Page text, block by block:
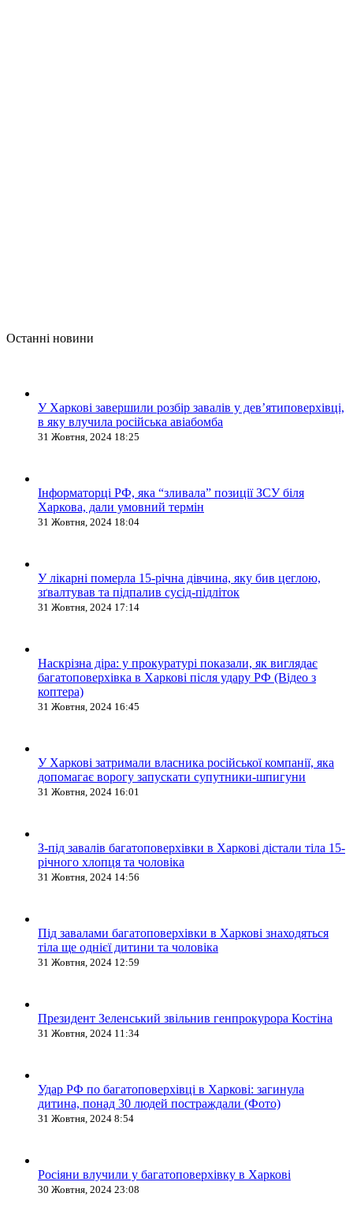
Останні новини
У Харкові завершили розбір завалів у дев’ятиповерхівці,
в яку влучила російська авіабомба
31 Жовтня, 2024 18:25
Інформаторці РФ, яка “зливала” позиції ЗСУ біля
Харкова, дали умовний термін
31 Жовтня, 2024 18:04
У лікарні померла 15-річна дівчина, яку бив цеглою,
зґвалтував та підпалив сусід-підліток
31 Жовтня, 2024 17:14
Наскрізна діра: у прокуратурі показали, як виглядає
багатоповерхівка в Харкові після удару РФ (Відео з
коптера)
31 Жовтня, 2024 16:45
У Харкові затримали власника російської компанії, яка
допомагає ворогу запускати супутники-шпигуни
31 Жовтня, 2024 16:01
З-під завалів багатоповерхівки в Харкові дістали тіла 15-
річного хлопця та чоловіка
31 Жовтня, 2024 14:56
Під завалами багатоповерхівки в Харкові знаходяться
тіла ще однієї дитини та чоловіка
31 Жовтня, 2024 12:59
Президент Зеленський звільнив генпрокурора Костіна
31 Жовтня, 2024 11:34
Удар РФ по багатоповерхівці в Харкові: загинула
дитина, понад 30 людей постраждали (Фото)
31 Жовтня, 2024 8:54
Росіяни влучили у багатоповерхівку в Харкові
30 Жовтня, 2024 23:08